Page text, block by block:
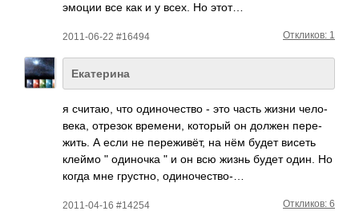
эмоции все как и у всех. Но этот…
2011-06-22 #16494 Откликов: 1
Екатерина
я считаю, что один­очес­тво - это часть жизни чело­
века, отрезок врем­ени, который он должен пере­
жить. А если не пере­живёт, на нём будет висеть
клеймо " один­очка " и он всю жизнь будет один. Но
когда мне грус­тно, один­очес­тво-…
2011-04-16 #14254 Откликов: 6